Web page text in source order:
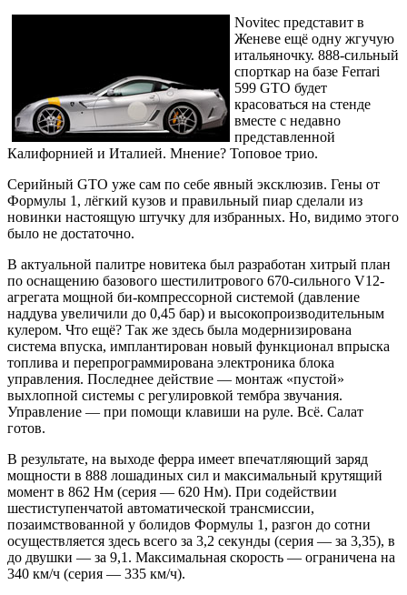
Novitec представит в
Женеве ещё одну жгучую
итальяночку. 888-сильный
спорткар на базе Ferrari
599 GTO будет
красоваться на стенде
вместе с недавно
представленной
Калифорнией и Италией. Мнение? Топовое трио.
Серийный GTO уже сам по себе явный эксклюзив. Гены от
Формулы 1, лёгкий кузов и правильный пиар сделали из
новинки настоящую штучку для избранных. Но, видимо этого
было не достаточно.
В актуальной палитре новитека был разработан хитрый план
по оснащению базового шестилитрового 670-сильного V12-
агрегата мощной би-компрессорной системой (давление
наддува увеличили до 0,45 бар) и высокопроизводительным
кулером. Что ещё? Так же здесь была модернизирована
система впуска, имплантирован новый функционал впрыска
топлива и перепрограммирована электроника блока
управления. Последнее действие — монтаж «пустой»
выхлопной системы с регулировкой тембра звучания.
Управление — при помощи клавиши на руле. Всё. Салат
готов.
В результате, на выходе ферра имеет впечатляющий заряд
мощности в 888 лошадиных сил и максимальный крутящий
момент в 862 Нм (серия — 620 Нм). При содействии
шестиступенчатой автоматической трансмиссии,
позаимствованной у болидов Формулы 1, разгон до сотни
осуществляется здесь всего за 3,2 секунды (серия — за 3,35), в
до двушки — за 9,1. Максимальная скорость — ограничена на
340 км/ч (серия — 335 км/ч).